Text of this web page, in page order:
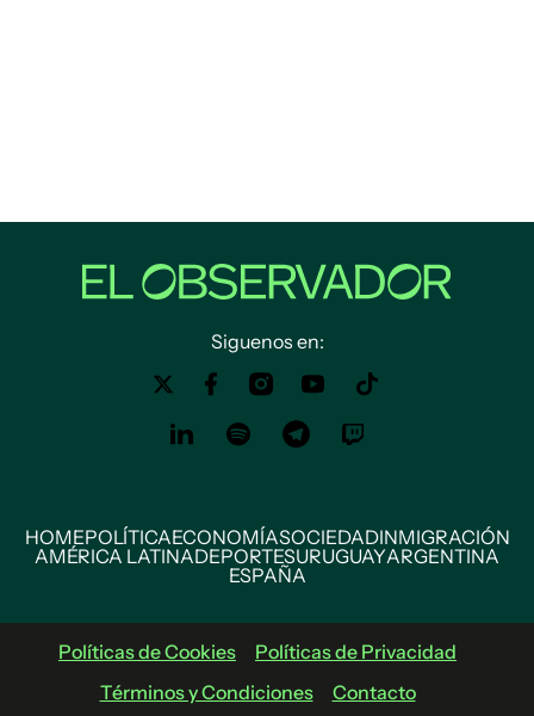
Siguenos en:
HOMEPOLÍTICAECONOMÍASOCIEDADINMIGRACIÓN
AMÉRICA LATINADEPORTESURUGUAYARGENTINA
ESPAÑA
Políticas de Cookies
Políticas de Privacidad
Términos y Condiciones
Contacto